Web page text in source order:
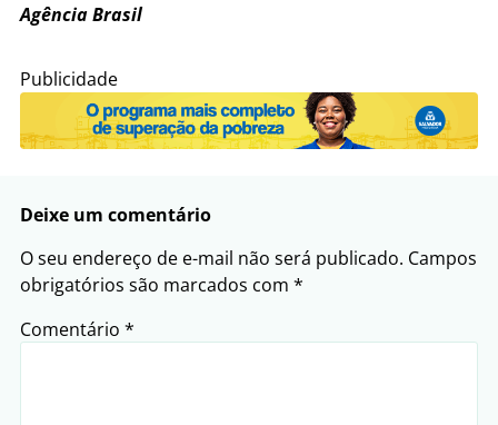
Agência Brasil
Publicidade
Deixe um comentário
O seu endereço de e-mail não será publicado. Campos
obrigatórios são marcados com *
Comentário *